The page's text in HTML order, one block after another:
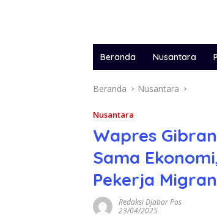
Beranda Nusantara
Beranda Nusantara
Nusantara
Wapres
Sama
Pekerja Migran
Redaksi Djabar Pos
23/04/2025